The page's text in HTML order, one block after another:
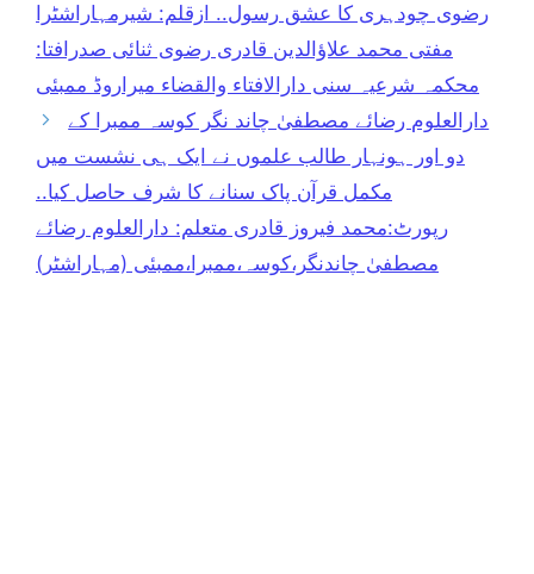
رضوی چودہری کا عشق رسول.. ازقلم: شیرمہاراشٹرا
مفتی محمد علاؤالدین قادری رضوی ثنائی صدرافتا:
محکمہ شرعیہ سنی دارالافتاء والقضاء میراروڈ ممبئی
دارالعلوم رضائے مصطفیٰ چاند نگر کوسہ ممبرا کے
دو اور ہونہار طالب علموں نے ایک ہی نشست میں
مکمل قرآن پاک سنانے کا شرف حاصل کیا..
رپورٹ:محمد فیروز قادری متعلم: دارالعلوم رضائے
مصطفیٰ چاندنگر،کوسہ،ممبرا،ممبئی (مہاراشٹر)